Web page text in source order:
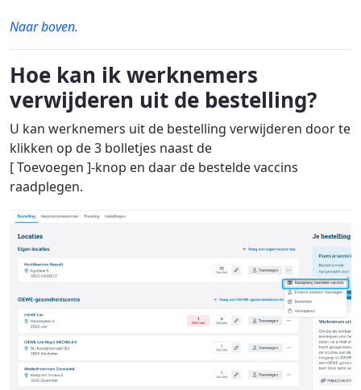
Naar boven.
Hoe kan ik werknemers
verwijderen uit de bestelling?
U kan werknemers uit de bestelling verwijderen door te
klikken op de 3 bolletjes naast de
[ Toevoegen ]-knop en daar de bestelde vaccins
raadplegen.